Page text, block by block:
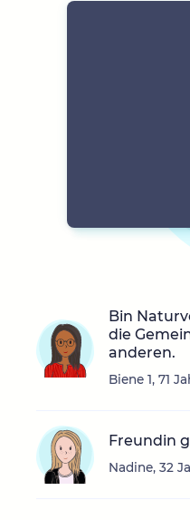
Bin
die
anderen.
Biene 1, 71
Freundin
Nadine, 32